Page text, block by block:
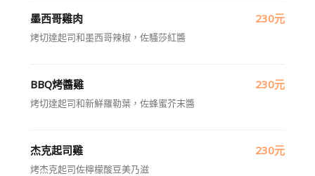
墨西哥雞肉 230元
烤切達起司和墨西哥辣椒，佐騷莎紅醬
BBQ烤醬雞 230元
烤切達起司和新鮮羅勒葉，佐蜂蜜芥末醬
杰克起司雞 230元
烤杰克起司佐檸檬酸豆美乃滋